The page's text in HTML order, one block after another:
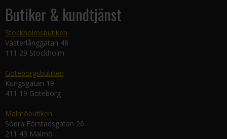
Butiker & kundtjänst
Stockholmsbutiken
Västerlånggatan 48
111 29 Stockholm
Göteborgsbutiken
Kungsgatan 19
411 19 Göteborg
Malmöbutiken
Södra Förstadsgatan 26
211 43 Malmö